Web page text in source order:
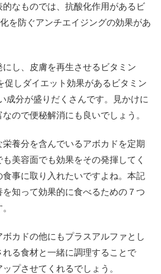
なものでは、抗酸化作用があるビ
を防ぐアンチエイジングの効果があ
し、皮膚を再生させるビタミン
促しダイエット効果があるビタミン
成分が盛りだくさんです。見かけに
ので便秘解消にも良いでしょう。
養分を含んでいるアボカドを定期
美容面でも効果をその発揮してく
事に取り入れたいですよね。本記
知って効果的に食べるための７つ
カドの他にもプラスアルファとし
る食材と一緒に調理することで
プさせてくれるでしょう。